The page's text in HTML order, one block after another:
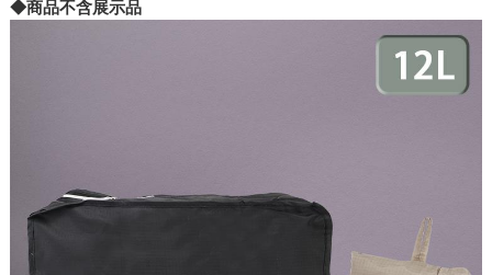
◆商品不含展示品